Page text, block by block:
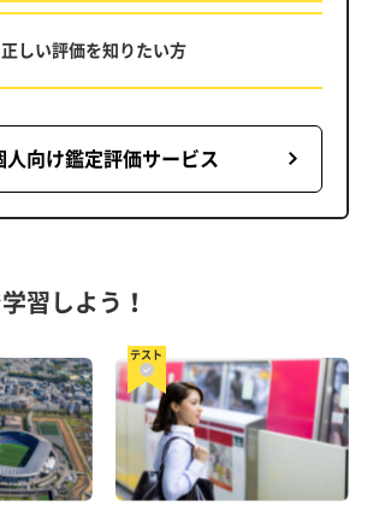
しい評価を知りたい方
人向け鑑定評価サービス
習しよう！
テスト